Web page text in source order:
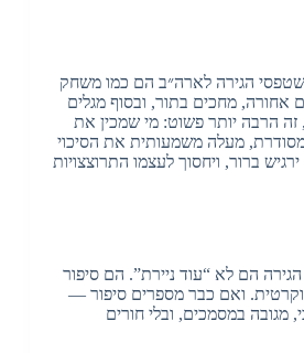
הגירה לארה״ב הם כמו משחק
אחורה, מחכים בתור, ובסוף מגלים
זה הרבה יותר פשוט: מי שמכין את
מעלה משמעותית את הסיכוי
ברור, ויחסוך לעצמו התרוצצויות
הגירה הם לא “עוד ניירת”. הם סיפור
ואם כבר מספרים סיפור —
מגובה במסמכים, ובלי חורים